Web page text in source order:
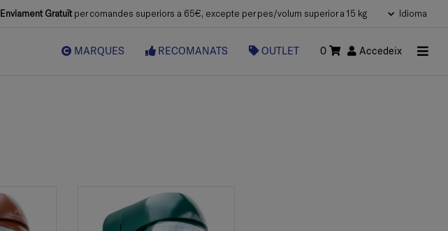
Enviament Gratuïtper comandes superiors a 65€, excepte per pes/volum superior a 15 kg Idioma
MARQUES RECOMANATS OUTLET 0 Accedeix